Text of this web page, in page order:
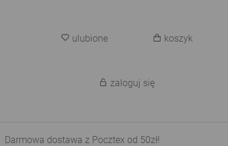
ulubione koszyk
zaloguj się
Darmowa dostawa z Pocztex od 50zł!